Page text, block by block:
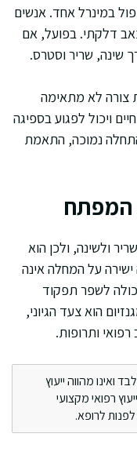
במינרל אחד. אנשים
דלקתי. בפועל, אם
שינה, שריר וסטרס.
צורה לא מתאימה
ויכול לפגוע בספיגה
נמוכה, התאמת
המפתח
ולשינה, ולכן הוא
על המחלה אינה
לשפר תפקוד
הוא צעד הגיוני,
ותרופות.
ואינו מהווה ייעוץ
רפואי מקצועי
לרופא.